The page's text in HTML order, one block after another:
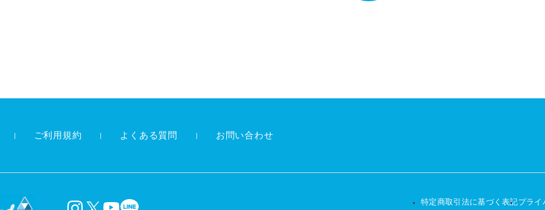
ご利用規約 よくある質問 お問い合わせ
instagram
X YouTubeLINE 特定商取引法に基づく表記プライ